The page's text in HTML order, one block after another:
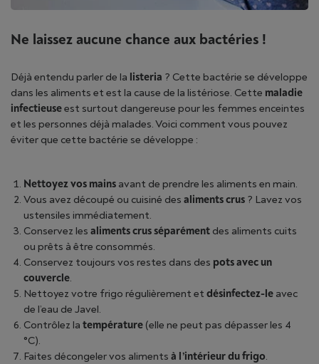
Ne laissez aucune chance aux bactéries !
Déjà entendu parler de la listeria ? Cette bactérie se développe
dans les aliments et est la cause de la listériose. Cette maladie
infectieuseest surtout dangereuse pour les femmes enceintes
et les personnes déjà malades. Voici comment vous pouvez
éviter que cette bactérie se développe :
Nettoyez vos mains avant de prendre les aliments en main.
Vous avez découpé ou cuisiné des aliments crus ? Lavez vos
ustensiles immédiatement.
Conservez les aliments crus séparément des aliments cuits
ou prêts à être consommés.
Conservez toujours vos restes dans des pots avec un
couvercle.
Nettoyez votre frigo régulièrement et désinfectez-le avec
de l’eau de Javel.
Contrôlez la température (elle ne peut pas dépasser les 4
°C).
Faites décongeler vos aliments à l’intérieur du frigo.